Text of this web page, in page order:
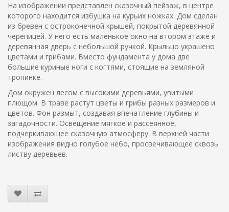
На изображении представлен сказочный пейзаж, в центре
которого находится избушка на курьих ножках. Дом сделан
из бревен с остроконечной крышей, покрытой деревянной
черепицей. У него есть маленькое окно на втором этаже и
деревянная дверь с небольшой ручкой. Крыльцо украшено
цветами и грибами. Вместо фундамента у дома две
большие куриные ноги с когтями, стоящие на земляной
тропинке.
Дом окружен лесом с высокими деревьями, увитыми
плющом. В траве растут цветы и грибы разных размеров и
цветов. Фон размыт, создавая впечатление глубины и
загадочности. Освещение мягкое и рассеянное,
подчеркивающее сказочную атмосферу. В верхней части
изображения видно голубое небо, просвечивающее сквозь
листву деревьев.